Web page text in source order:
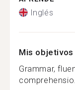
Inglés
Mis
Grammar,